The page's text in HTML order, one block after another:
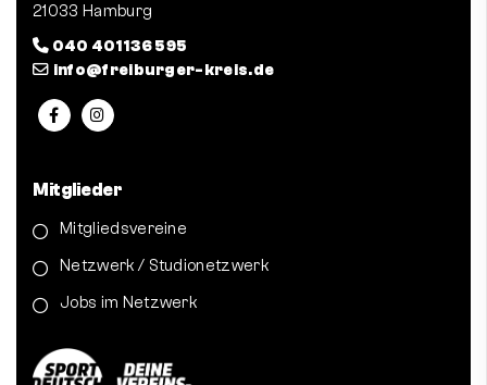
21033 Hamburg
040 401 136 595
info@freiburger-kreis.de
Mitglieder
Mitgliedsvereine
Netzwerk / Studionetzwerk
Jobs im Netzwerk